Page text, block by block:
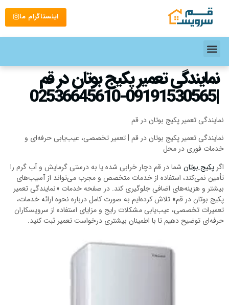
اینستاگرام ما
نمایندگی تعمیر پکیج بوتان در قم
|09191530565-02536645610
نمایندگی تعمیر پکیج بوتان در قم
نمایندگی تعمیر پکیج بوتان در قم | تعمیر تخصصی، عیب‌یابی حرفه‌ای و
خدمات فوری در محل
اگر پکیج بوتان شما در قم دچار خرابی شده یا به درستی گرمایش و آب گرم را
تأمین نمی‌کند، استفاده از خدمات متخصص و مجرب می‌تواند از آسیب‌های
بیشتر و هزینه‌های اضافی جلوگیری کند. در صفحه خدمات «نمایندگی تعمیر
پکیج بوتان در قم» تلاش کرده‌ایم به صورت کامل درباره نحوه ارائه خدمات،
تعمیرات تخصصی، عیب‌یابی مشکلات رایج و مزایای استفاده از سرویسکاران
حرفه‌ای توضیح دهیم تا با اطمینان بیشتری درخواست تعمیر ثبت کنید.